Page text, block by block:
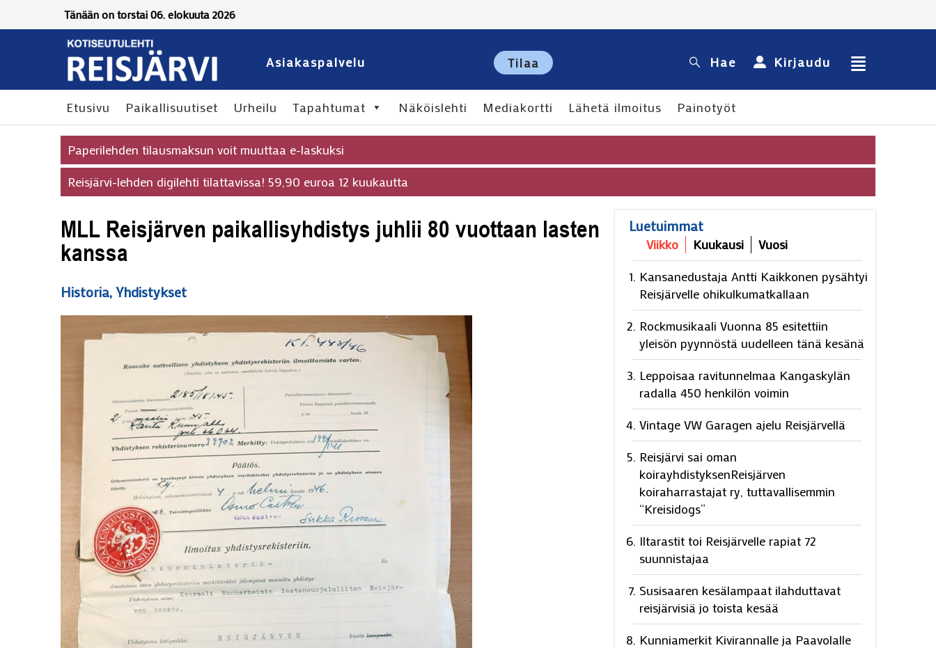
Tänään on torstai 06. elokuuta 2026
Asiakaspalvelu Tilaa Hae Kirjaudu
Etusivu Paikallisuutiset Urheilu Tapahtumat Näköislehti Mediakortti Lähetä ilmoitus Painotyöt
Paperilehden tilausmaksun voit muuttaa e-laskuksi
Reisjärvi-lehden digilehti tilattavissa! 59,90 euroa 12 kuukautta
MLL Reisjärven paikallisyhdistys juhlii 80 vuottaan lasten
kanssa
Historia,Yhdistykset
Luetuimmat
Viikko Kuukausi
Vuosi
Kansanedustaja Antti Kaikkonen pysähtyi
Reisjärvelle ohikulkumatkallaan
Rockmusikaali Vuonna 85 esitettiin
yleisön pyynnöstä uudelleen tänä kesänä
Leppoisaa ravitunnelmaa Kangaskylän
radalla 450 henkilön voimin
Vintage VW Garagen ajelu Reisjärvellä
Reisjärvi sai oman
koirayhdistyksenReisjärven
koiraharrastajat ry, tuttavallisemmin
“Kreisidogs”
Iltarastit toi Reisjärvelle rapiat 72
suunnistajaa
Susisaaren kesälampaat ilahduttavat
reisjärvisiä jo toista kesää
Kunniamerkit Kivirannalle ja Paavolalle